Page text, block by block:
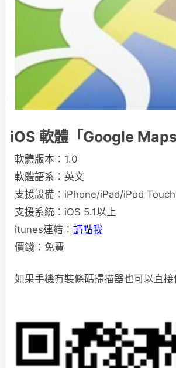
iOS 軟體「Google Maps
軟體版本：1.0
軟體語系：英文
支援設備：iPhone/iPad/iPod Touch
支援系統：iOS 5.1以上
itunes連結： 請點我
價錢：免費
如果手機有裝條碼掃描器也可以直接